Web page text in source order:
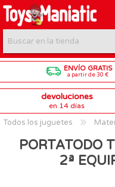
ENVÍO GRATIS
a partir de 30 €
devoluciones
en 14 días
Todos los juguetes
PORTATODO
2ª